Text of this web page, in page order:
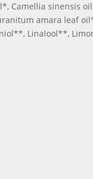
Camellia sinensis
amara leaf
Linalool**,